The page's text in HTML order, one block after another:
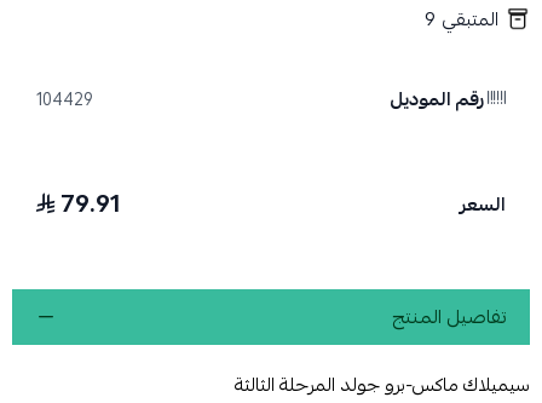
المتبقي 9
رقم الموديل 104429
السعر 79.91
تفاصيل المنتج
سيميلاك ماكس-برو جولد المرحلة الثالثة